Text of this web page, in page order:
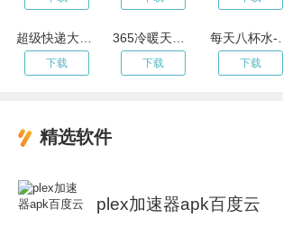
超级快递大亨 V1.12.0
下载 下载 下载
精选软件
plex加速器apk百度云